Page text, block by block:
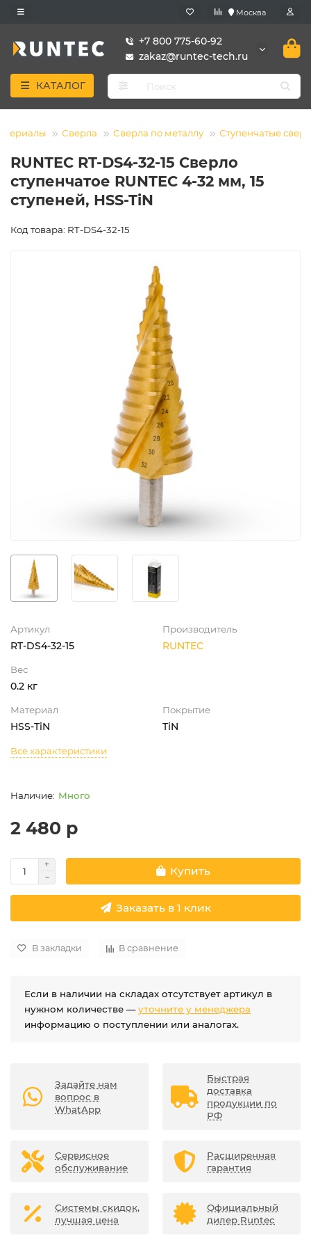
Москва
+7 800 775-60-92
zakaz@runtec-tech.ru
КАТАЛОГ
Сверла Сверла по металлу Ступенчатые
RUNTEC RT-DS4-32-15 Сверло
ступенчатое RUNTEC 4-32 мм, 15
ступеней, HSS-TiN
Код товара: RT-DS4-32-15
Артикул
RT-DS4-32-15
Производитель
RUNTEC
Вес
0.2 кг
Материал
HSS-TiN
Покрытие
TiN
Все характеристики
Много
2 480 р
Купить
Заказать в 1 клик
В закладки В сравнение
Если в наличии на складах отсутствует артикул в
нужном количестве —уточните у менеджера
информацию о поступлении или аналогах.
Задайте нам
вопрос в
WhatApp
Быстрая
доставка
продукции по
РФ
Сервисное
обслуживание
Расширенная
гарантия
Системы скидок,
лучшая цена
Официальный
дилер Runtec